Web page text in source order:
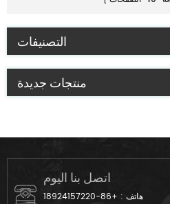
التصنيفات
منتجات جديدة
اتصل بنا اليوم
هاتف : +86-18924157220